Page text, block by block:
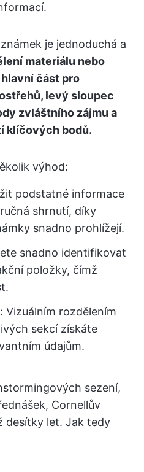
je jednoduchá a
materiálu nebo
část pro
levý sloupec
zvláštního zájmu a
klíčových bodů.
výhod:
podstatné informace
shrnutí, díky
snadno prohlížejí.
snadno identifikovat
položky, čímž
: Vizuálním rozdělením
sekcí získáte
údajům.
sezení,
Cornellův
desítky let. Jak tedy